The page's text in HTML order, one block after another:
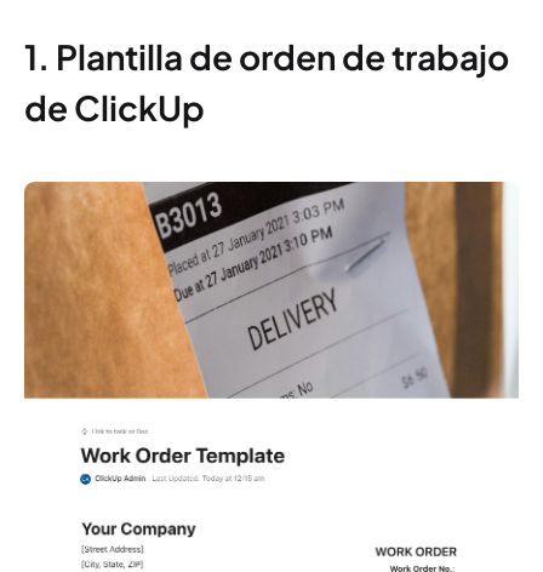
1. Plantilla de orden de trabajo
de ClickUp